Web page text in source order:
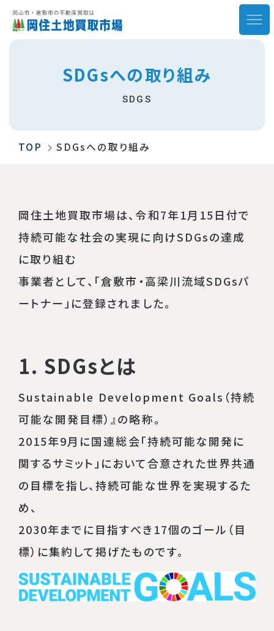
お悩み解決事例
取引実績
お役立ちコラム
086-454-8020
受付時間 9:00~18:00
SDGsへの取り組み
SDGS
TOP SDGsへの取り組み
岡住土地買取市場は、令和7年1月15日付で
持続可能な社会の実現に向けSDGsの達成
に取り組む
事業者として、「倉敷市・高梁川流域SDGsパ
ートナー」に登録されました。
1. SDGsとは
Sustainable Development Goals（持続
可能な開発⽬標）』の略称。
2015年9⽉に国連総会「持続可能な開発に
関するサミット」において合意された世界共通
の⽬標を指し、持続可能な世界を実現するた
め、
2030年までに⽬指すべき17個のゴール（⽬
標） に集約して掲げたものです。